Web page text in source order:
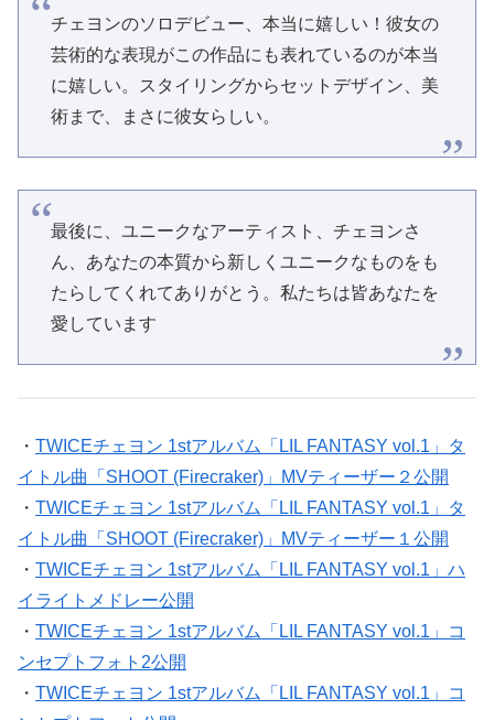
チェヨンのソロデビュー、本当に嬉しい！彼女の
芸術的な表現がこの作品にも表れているのが本当
に嬉しい。スタイリングからセットデザイン、美
術まで、まさに彼女らしい。
最後に、ユニークなアーティスト、チェヨンさ
ん、あなたの本質から新しくユニークなものをも
たらしてくれてありがとう。私たちは皆あなたを
愛しています
・ TWICEチェヨン 1stアルバム「LIL FANTASY vol.1」タ
イトル曲「SHOOT (Firecraker)」MVティーザー２公開
・ TWICEチェヨン 1stアルバム「LIL FANTASY vol.1」タ
イトル曲「SHOOT (Firecraker)」MVティーザー１公開
・ TWICEチェヨン 1stアルバム「LIL FANTASY vol.1」ハ
イライトメドレー公開
・ TWICEチェヨン 1stアルバム「LIL FANTASY vol.1」コ
ンセプトフォト2公開
・ TWICEチェヨン 1stアルバム「LIL FANTASY vol.1」コ